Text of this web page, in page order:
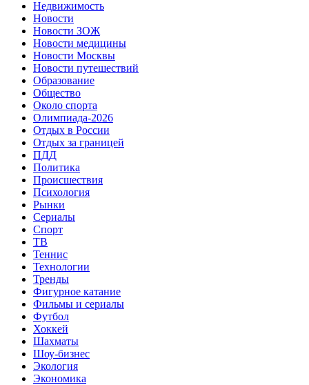
Недвижимость
Новости
Новости ЗОЖ
Новости медицины
Новости Москвы
Новости путешествий
Образование
Общество
Около спорта
Олимпиада-2026
Отдых в России
Отдых за границей
ПДД
Политика
Происшествия
Психология
Рынки
Сериалы
Спорт
ТВ
Теннис
Технологии
Тренды
Фигурное катание
Фильмы и сериалы
Футбол
Хоккей
Шахматы
Шоу-бизнес
Экология
Экономика